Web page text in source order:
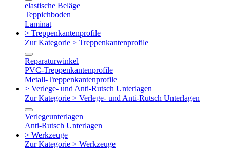
elastische Beläge
Teppichboden
Laminat
> Treppenkantenprofile
Zur Kategorie > Treppenkantenprofile
Reparaturwinkel
PVC-Treppenkantenprofile
Metall-Treppenkantenprofile
> Verlege- und Anti-Rutsch Unterlagen
Zur Kategorie > Verlege- und Anti-Rutsch Unterlagen
Verlegeunterlagen
Anti-Rutsch Unterlagen
> Werkzeuge
Zur Kategorie > Werkzeuge